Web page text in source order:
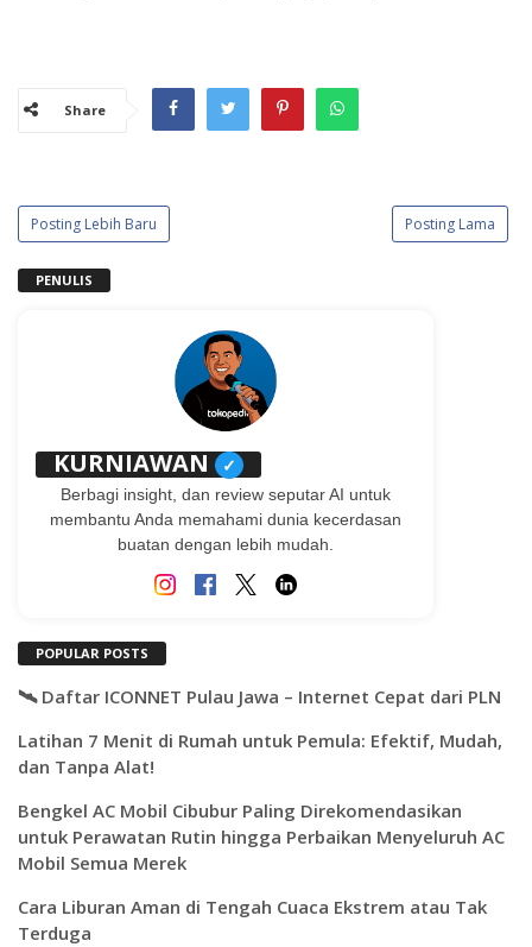
Share
Posting Lebih Baru Posting Lama
PENULIS
KURNIAWAN ✓
Berbagi insight, dan review seputar AI untuk
membantu Anda memahami dunia kecerdasan
buatan dengan lebih mudah.
POPULAR POSTS
🛰️ Daftar ICONNET Pulau Jawa – Internet Cepat dari PLN
Latihan 7 Menit di Rumah untuk Pemula: Efektif, Mudah,
dan Tanpa Alat!
Bengkel AC Mobil Cibubur Paling Direkomendasikan
untuk Perawatan Rutin hingga Perbaikan Menyeluruh AC
Mobil Semua Merek
Cara Liburan Aman di Tengah Cuaca Ekstrem atau Tak
Terduga